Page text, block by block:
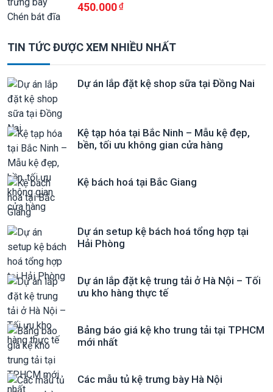
450.000
TIN TỨC ĐƯỢC XEM NHIỀU NHẤT
Dự án lắp đặt kệ shop sữa tại Đồng Nai
Kệ tạp hóa tại Bắc Ninh – Mẫu kệ đẹp,
bền, tối ưu không gian cửa hàng
Kệ bách hoá tại Bắc Giang
Dự án setup kệ bách hoá tổng hợp tại
Hải Phòng
Dự án lắp đặt kệ trung tải ở Hà Nội – Tối
ưu kho hàng thực tế
Bảng báo giá kệ kho trung tải tại TPHCM
mới nhất
Các mẫu tủ kệ trưng bày Hà Nội